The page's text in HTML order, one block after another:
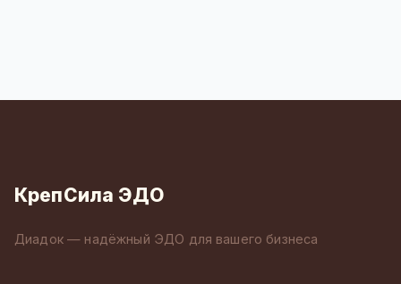
КрепСила ЭДО
Диадок — надёжный ЭДО для вашего бизнеса